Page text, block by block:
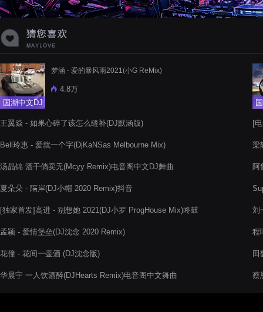
国潮中文DJ
梦涵 - 爱的暴风雨2021(小G ReMix)
4.8万
王翼焱 - 如果心碎了该怎么缝补(DJ默涵版)
Bell玲惠 - 爱就一个字(DjKaNSas Melbourne Mix)
汤晶锦 酒干倘卖无(Mcyy Remix)电音阁中文DJ舞曲
夏朵朵 - 隔岸(DJ小帽 2020 Remix)抖音
[独家首发]高进 - 别想她 2021(DJ小罗 ProgHouse Mix)咚鼓
孟颖 - 爱情堡垒(DJ沈念 2020 Remix)
花僮 - 花间一壶酒 (DJ沈念版)
华晨宇 一人饮酒醉(DJHearts Remix)电音阁中文舞曲
[
梁
阿
刘
程
田
蔡